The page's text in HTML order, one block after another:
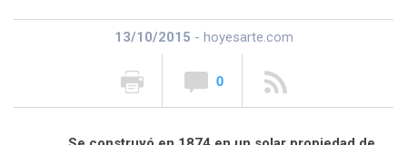
13/10/2015 - hoyesarte.com
0